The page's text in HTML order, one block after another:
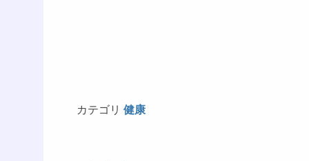
カテゴリ 健康